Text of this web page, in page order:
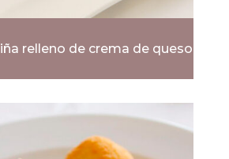
relleno de crema de queso